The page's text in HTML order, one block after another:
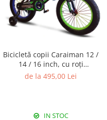
Bicicletă copii Caraiman 12 /
14 / 16 inch, cu roți
ajutătoare, bidon apă, verde
de la 495,00 Lei
IN STOC